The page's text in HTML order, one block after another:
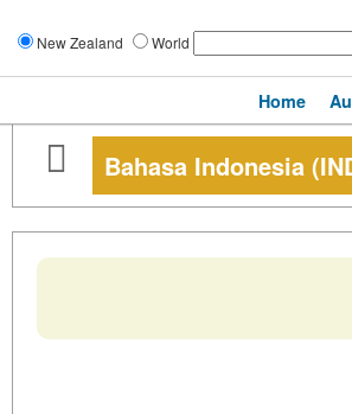
New Zealand World
Home
Bahasa Indonesia